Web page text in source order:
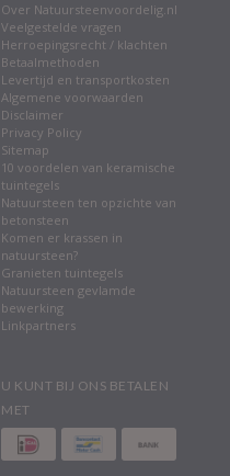
Over Natuursteenvoordelig.nl
Veelgestelde vragen
Herroepingsrecht / klachten
Betaalmethoden
Levertijd en transportkosten
Algemene voorwaarden
Disclaimer
Privacy Policy
Sitemap
10 voordelen van keramische
tuintegels
Natuursteen ten opzichte van
betonsteen
Komen er krassen in
natuursteen?
Granieten tuintegels
Natuursteen gevlamde
bewerking
Linkpartners
U KUNT BIJ ONS BETALEN
MET